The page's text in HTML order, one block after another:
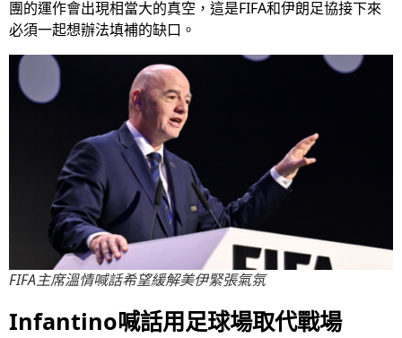
團的運作會出現相當大的真空，這是FIFA和伊朗足協接下來
必須一起想辦法填補的缺口。
FIFA主席溫情喊話希望緩解美伊緊張氣氛
Infantino喊話用足球場取代戰場